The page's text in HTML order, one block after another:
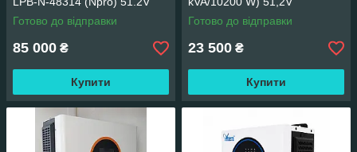
314Ah 16.077KWh 16077Wh
(BMS200) підлогова
Готово до відправки
85 000 ₴
Купити
Готово до відправки
23 500 ₴
Купити